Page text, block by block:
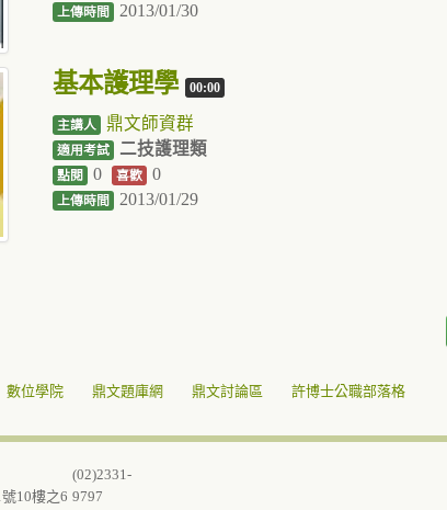
上傳時間 2013/01/30
基本護理學 00:00
主講人 鼎文師資群
適用考試 二技護理類
點閱 0 喜歡 0
上傳時間 2013/01/29
數位學院 鼎文題庫網 鼎文討論區 許博士公職部落格
10樓之6
(02)2331-
9797